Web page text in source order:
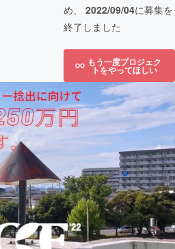
め、 2022/09/04に募集を
終了しました
もう一度プロジェク
トをやってほしい